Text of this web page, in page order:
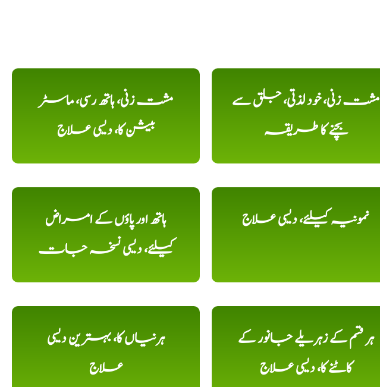
مشت زنی، ہاتھ رسی، ماسٹر
بیشن کا، دیسی علاج
مشت زنی، خود لذتی، جلق سے
بچنے کا طریقہ
ہاتھ اور پاؤں کے امراض
کیلئے، دیسی نسخہ جات
نمونیہ کیلئے، دیسی علاج
ہرنیاں کا، بہترین دیسی
علاج
ہر قسم کے زہریلے جانور کے
کاٹنے کا، دیسی علاج